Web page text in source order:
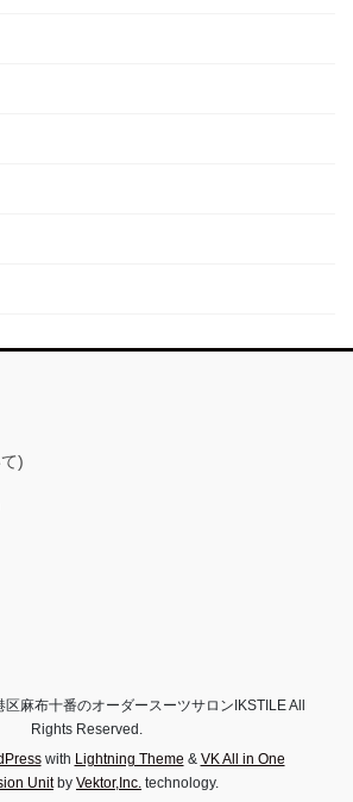
)
麻布十番のオーダースーツサロンIKSTILE All
Rights Reserved.
with Lightning Theme & VK All in One
Unitby Vektor,Inc. technology.